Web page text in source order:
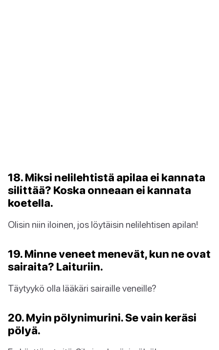
18. Miksi nelilehtistä apilaa ei kannata
silittää? Koska onneaan ei kannata
koetella.
Olisin niin iloinen, jos löytäisin nelilehtisen apilan!
19. Minne veneet menevät, kun ne ovat
sairaita? Laituriin.
Täytyykö olla lääkäri sairaille veneille?
20. Myin pölynimurini. Se vain keräsi
pölyä.